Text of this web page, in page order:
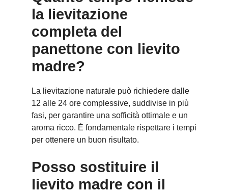
la lievitazione
completa del
panettone con lievito
madre?
La lievitazione naturale può richiedere dalle
12 alle 24 ore complessive, suddivise in più
fasi, per garantire una sofficità ottimale e un
aroma ricco. È fondamentale rispettare i tempi
per ottenere un buon risultato.
Posso sostituire il
lievito madre con il